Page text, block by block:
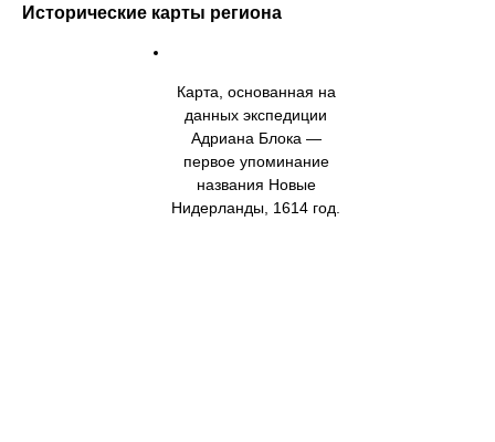
Исторические карты региона
Карта, основанная на
данных экспедиции
Адриана Блока —
первое упоминание
названия Новые
Нидерланды, 1614 год.